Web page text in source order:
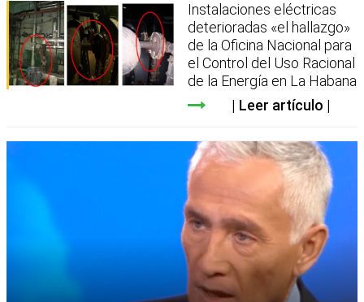
Instalaciones eléctricas
deterioradas «el hallazgo»
de la Oficina Nacional para
el Control del Uso Racional
de la Energía en La Habana
Leer artículo